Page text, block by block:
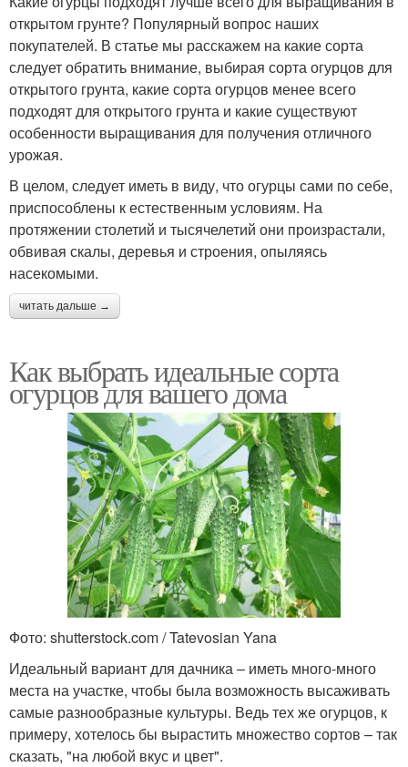
открытом грунте? Популярный вопрос наших
покупателей. В статье мы расскажем на какие сорта
следует обратить внимание, выбирая сорта огурцов для
открытого грунта, какие сорта огурцов менее всего
подходят для открытого грунта и какие существуют
особенности выращивания для получения отличного
урожая.
В целом, следует иметь в виду, что огурцы сами по себе,
приспособлены к естественным условиям. На
протяжении столетий и тысячелетий они произрастали,
обвивая скалы, деревья и строения, опыляясь
насекомыми.
читать дальше →
Как выбрать идеальные сорта
огурцов для вашего дома
Фото: shutterstock.com / Tatevosian Yana
Идеальный вариант для дачника – иметь много-много
места на участке, чтобы была возможность высаживать
самые разнообразные культуры. Ведь тех же огурцов, к
примеру, хотелось бы вырастить множество сортов – так
сказать, "на любой вкус и цвет".